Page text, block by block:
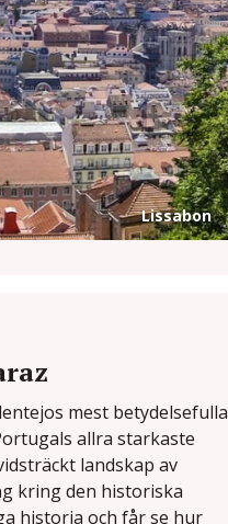
Lissabon
mest betydelsefulla
allra starkaste
landskap av
kring den historiska
historia och får se hur